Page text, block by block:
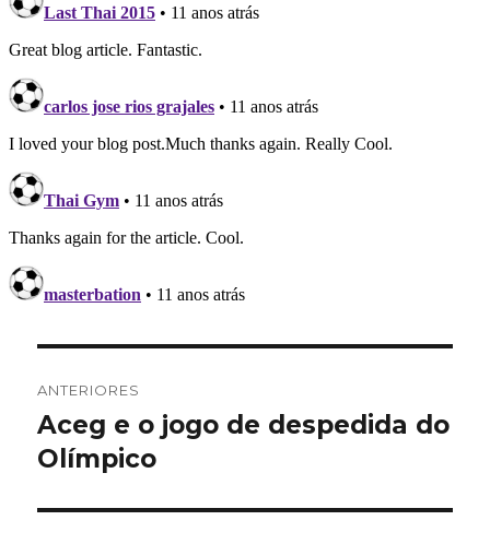
de
Post
ANTERIORES
Post
anterior:
Aceg e o jogo de despedida do
Olímpico